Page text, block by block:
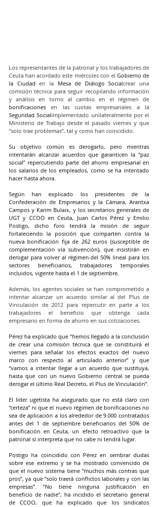
Los representantes de la patronal y los trabajadores de
Ceuta han acordado este miércoles con el Gobierno de
la Ciudad en la Mesa de Diálogo Socialcrear una
comisión técnica para seguir recopilando información
bonificaciones
Seguridad Socialimplementado unilateralmente por el
Ministerio de Trabajo desde el pasado viernes y que
“solo trae problemas”, tal y como han coincidido.
Su objetivo común es derogarlo, pero mientras
intentarán alcanzar acuerdos que garanticen la “paz
social” repercutiendo parte del ahorro empresarial en
los salarios de los empleados, como se ha intentado
hacer hasta ahora.
Según han explicado los presidentes de la
Confederación de Empresarios y la Cámara, Arantxa
Campos y Karim Bulaix, y los secretarios generales de
UGT y CCOO en Ceuta, Juan Carlos Pérez y Emilio
Postigo, dicho foro tendrá la misión de seguir
fortaleciendo la posición que comparten contra la
nueva bonificación fija de 262 euros (susceptible de
complementación vía subvención), que insistirán en
derogar para volver al régimen del 50% lineal para los
sectores beneficiarios, trabajadores temporales
incluidos, vigente hasta el 1 de septiembre.
Además, los agentes sociales se han comprometido a
intentar alcanzar un acuerdo similar al del Plus de
Vinculación de 2012 para repercutir en parte a los
trabajadores el beneficio que obtenga cada
empresario en forma de ahorro en sus cotizaciones.
Pérez ha explicado que “hemos llegado a la conclusión
de crear una comisión técnica que se constituirá el
viernes para señalar los efectos exactos del nuevo
marco con respecto al articulado anterior” y que
“vamos a intentar llegar a un acuerdo que sustituya,
hasta que con un nuevo Gobierno central se pueda
derogar el último Real Decreto, el Plus de Vinculación”.
El líder ugetista ha asegurado que no está claro con
“certeza” ni que el nuevo régimen de bonificaciones no
sea de aplicación a los alrededor de 9.000 contratados
antes del 1 de septiembre beneficiarios del 50% de
bonificación en Ceuta, un efecto retroactivo que la
patronal sí interpreta que no cabe ni tendrá lugar.
Postigo ha coincidido con Pérez en sembrar dudas
sobre ese extremo y se ha mostrado convencido de
que el nuevo sistema tiene “muchos más contras que
pros”, ya que “solo traerá conflictos laborales y con las
empresas”. “No tiene ninguna justificación en
beneficio de nadie”, ha incidido el secretario general
de CCOO, que ha explicado que los sindicatos